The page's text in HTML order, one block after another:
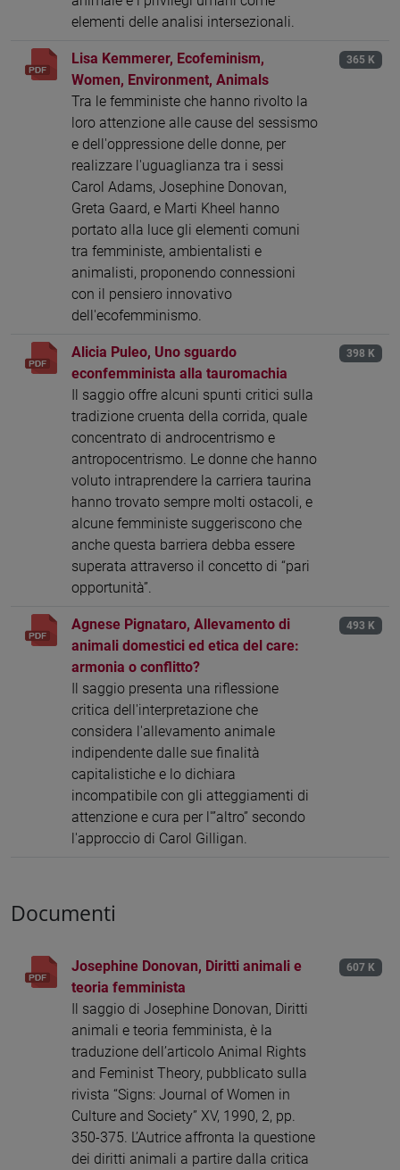
elementi delle analisi intersezionali.
Lisa Kemmerer, Ecofeminism,
Women, Environment, Animals
Tra le femministe che hanno rivolto la
loro attenzione alle cause del sessismo
e dell'oppressione delle donne, per
realizzare l'uguaglianza tra i sessi
Carol Adams, Josephine Donovan,
Greta Gaard, e Marti Kheel hanno
portato alla luce gli elementi comuni
tra femministe, ambientalisti e
animalisti, proponendo connessioni
con il pensiero innovativo
dell'ecofemminismo.
365 K
Alicia Puleo, Uno sguardo
econfemminista alla tauromachia
Il saggio offre alcuni spunti critici sulla
tradizione cruenta della corrida, quale
concentrato di androcentrismo e
antropocentrismo. Le donne che hanno
voluto intraprendere la carriera taurina
hanno trovato sempre molti ostacoli, e
alcune femministe suggeriscono che
anche questa barriera debba essere
superata attraverso il concetto di “pari
opportunità”.
398 K
Agnese Pignataro, Allevamento di
animali domestici ed etica del care:
armonia o conflitto?
Il saggio presenta una riflessione
critica dell'interpretazione che
considera l'allevamento animale
indipendente dalle sue finalità
capitalistiche e lo dichiara
incompatibile con gli atteggiamenti di
attenzione e cura per l'”altro” secondo
l'approccio di Carol Gilligan.
493 K
Documenti
Josephine Donovan, Diritti animali e
teoria femminista
Il saggio di Josephine Donovan, Diritti
animali e teoria femminista, è la
traduzione dell’articolo Animal Rights
and Feminist Theory, pubblicato sulla
rivista “Signs: Journal of Women in
Culture and Society” XV, 1990, 2, pp.
350-375. L’Autrice affronta la questione
dei diritti animali a partire dalla critica
607 K